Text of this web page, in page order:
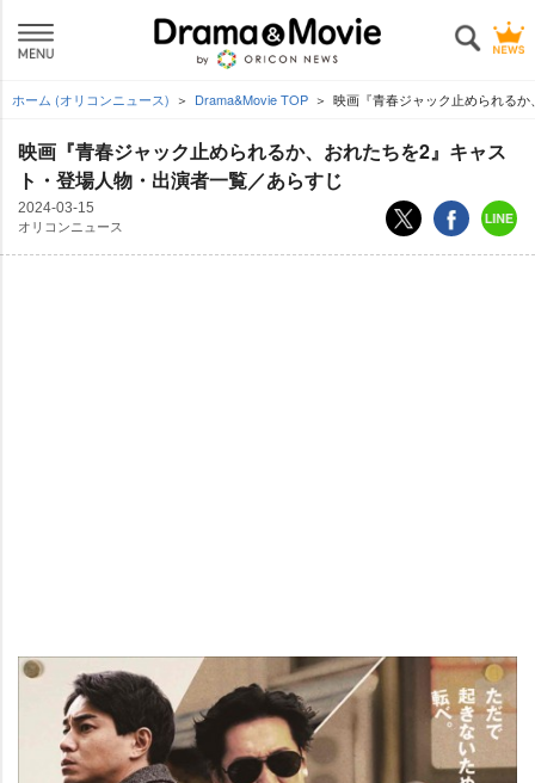
ホーム (オリコンニュース) Drama&Movie TOP 映画『青春ジャック止められる
映画『青春ジャック止められるか、おれたちを2』キャス
ト・登場人物・出演者一覧／あらすじ
2024-03-15
オリコンニュース